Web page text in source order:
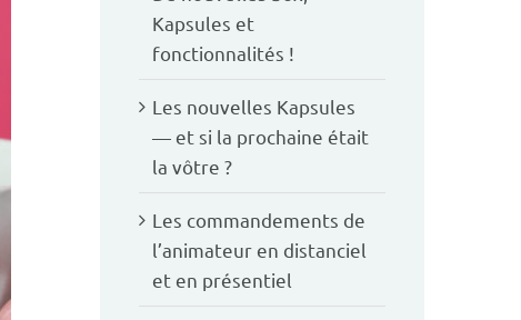
Kapsules et
fonctionnalités !
Les nouvelles Kapsules
— et si la prochaine était
la vôtre ?
Les commandements de
l’animateur en distanciel
et en présentiel